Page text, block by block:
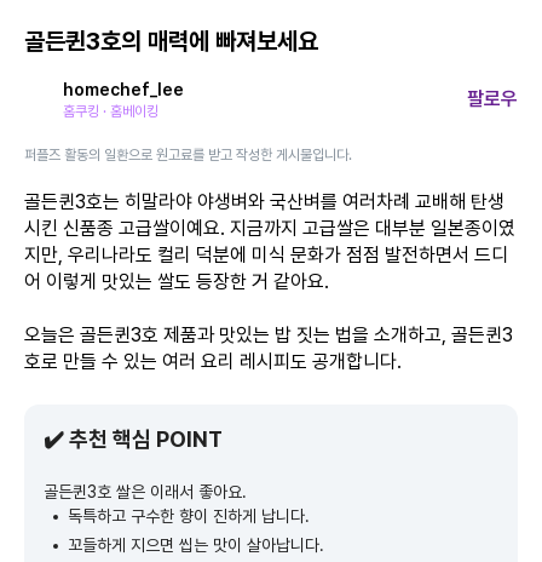
골든퀸3호의 매력에 빠져보세요
homechef_lee
홈쿠킹 · 홈베이킹
팔로우
퍼플즈 활동의 일환으로 원고료를 받고 작성한 게시물입니다.
골든퀸3호는 히말라야 야생벼와 국산벼를 여러차례 교배해 탄생
시킨 신품종 고급쌀이예요. 지금까지 고급쌀은 대부분 일본종이였
지만, 우리나라도 컬리 덕분에 미식 문화가 점점 발전하면서 드디
어 이렇게 맛있는 쌀도 등장한 거 같아요.
오늘은 골든퀸3호 제품과 맛있는 밥 짓는 법을 소개하고, 골든퀸3
호로 만들 수 있는 여러 요리 레시피도 공개합니다.
✔️ 추천 핵심 POINT
골든퀸3호 쌀은 이래서 좋아요.
독특하고 구수한 향이 진하게 납니다.
꼬들하게 지으면 씹는 맛이 살아납니다.